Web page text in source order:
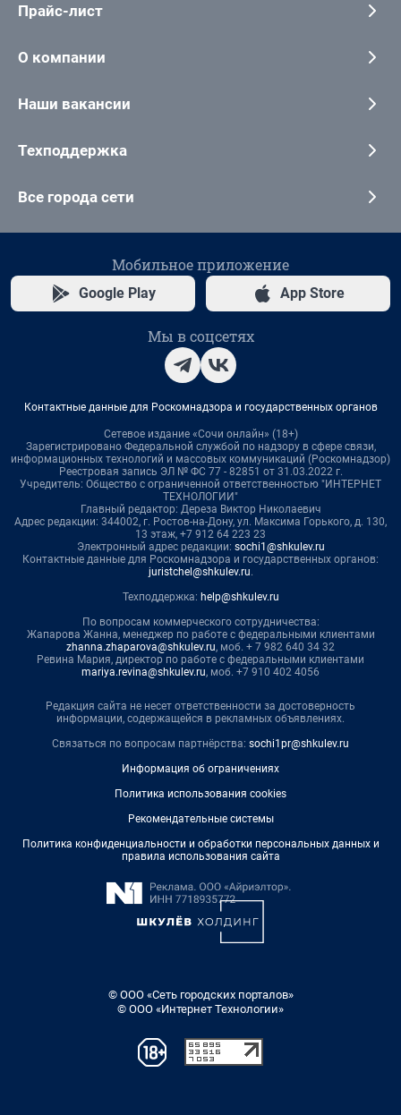
Прайс-лист
О компании
Наши вакансии
Техподдержка
Все города сети
Мобильное приложение
Google Play App Store
Мы в соцсетях
Контактные данные для Роскомнадзора и государственных органов
Сетевое издание «Сочи онлайн» (18+)
Зарегистрировано Федеральной службой по надзору в сфере связи,
информационных технологий и массовых коммуникаций (Роскомнадзор)
Реестровая запись ЭЛ № ФС 77 - 82851 от 31.03.2022 г.
Учредитель: Общество с ограниченной ответственностью "ИНТЕРНЕТ
ТЕХНОЛОГИИ"
Главный редактор: Дереза Виктор Николаевич
Адрес редакции: 344002, г. Ростов-на-Дону, ул. Максима Горького, д. 130,
13 этаж, +7 912 64 223 23
Электронный адрес редакции: sochi1@shkulev.ru
Контактные данные для Роскомнадзора и государственных органов:
juristchel@shkulev.ru.
Техподдержка: help@shkulev.ru
По вопросам коммерческого сотрудничества:
Жапарова Жанна, менеджер по работе с федеральными клиентами
zhanna.zhaparova@shkulev.ru, моб. + 7 982 640 34 32
Ревина Мария, директор по работе с федеральными клиентами
mariya.revina@shkulev.ru, моб. +7 910 402 4056
Редакция сайта не несет ответственности за достоверность
информации, содержащейся в рекламных объявлениях.
Связаться по вопросам партнёрства: sochi1pr@shkulev.ru
Информация об ограничениях
Политика использования cookies
Рекомендательные системы
Политика конфиденциальности и обработки персональных данных и
правила использования сайта
© ООО «Сеть городских порталов»
© ООО «Интернет Технологии»